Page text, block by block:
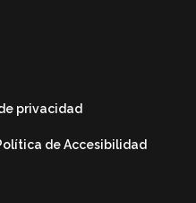
privacidad
de Accesibilidad